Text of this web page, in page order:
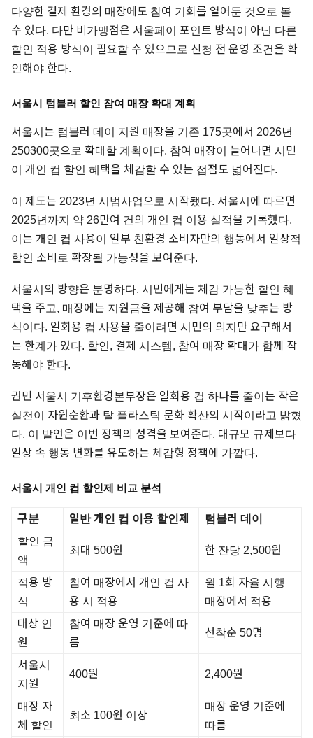
다양한 결제 환경의 매장에도 참여 기회를 열어둔 것으로 볼
수 있다. 다만 비가맹점은 서울페이 포인트 방식이 아닌 다른
할인 적용 방식이 필요할 수 있으므로 신청 전 운영 조건을 확
인해야 한다.
서울시 텀블러 할인 참여 매장 확대 계획
서울시는 텀블러 데이 지원 매장을 기존 175곳에서 2026년
250~300곳으로 확대할 계획이다. 참여 매장이 늘어나면 시민
이 개인 컵 할인 혜택을 체감할 수 있는 접점도 넓어진다.
이 제도는 2023년 시범사업으로 시작됐다. 서울시에 따르면
2025년까지 약 26만여 건의 개인 컵 이용 실적을 기록했다.
이는 개인 컵 사용이 일부 친환경 소비자만의 행동에서 일상적
할인 소비로 확장될 가능성을 보여준다.
서울시의 방향은 분명하다. 시민에게는 체감 가능한 할인 혜
택을 주고, 매장에는 지원금을 제공해 참여 부담을 낮추는 방
식이다. 일회용 컵 사용을 줄이려면 시민의 의지만 요구해서
는 한계가 있다. 할인, 결제 시스템, 참여 매장 확대가 함께 작
동해야 한다.
권민 서울시 기후환경본부장은 일회용 컵 하나를 줄이는 작은
실천이 자원순환과 탈 플라스틱 문화 확산의 시작이라고 밝혔
다. 이 발언은 이번 정책의 성격을 보여준다. 대규모 규제보다
일상 속 행동 변화를 유도하는 체감형 정책에 가깝다.
서울시 개인 컵 할인제 비교 분석
구분 일반 개인 컵 이용 할인제
텀블러 데이
할인 금
액
최대 500원 한 잔당 2,500원
적용 방
식
참여 매장에서 개인 컵 사
용 시 적용
월 1회 자율 시행
매장에서 적용
대상 인
원
참여 매장 운영 기준에 따
름
선착순 50명
서울시
지원
400원 2,400원
매장 자
체 할인
최소 100원 이상
매장 운영 기준에
따름